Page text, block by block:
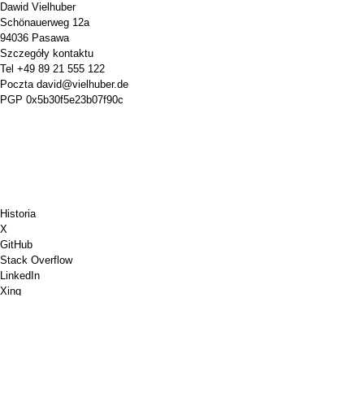
Dawid Vielhuber
Schönauerweg 12a
94036 Pasawa
Szczegóły kontaktu
Tel +49 89 21 555 122
Poczta david@vielhuber.de
PGP 0x5b30f5e23b07f90c
Historia
X
GitHub
Stack Overflow
LinkedIn
Xing